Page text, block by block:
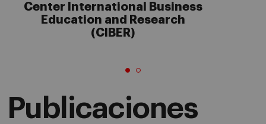
Center International Business
Education and Research
(CIBER)
Publicaciones